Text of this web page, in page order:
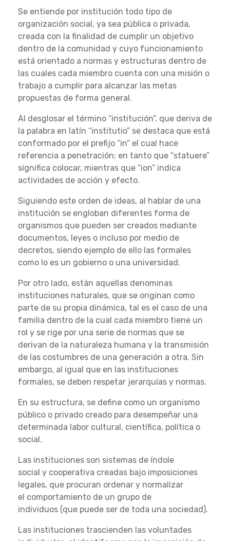
Se entiende por institución todo tipo de
organización social, ya sea pública o privada,
creada con la finalidad de cumplir un objetivo
dentro de la comunidad y cuyo funcionamiento
está orientado a normas y estructuras dentro de
las cuales cada miembro cuenta con una misión o
trabajo a cumplir para alcanzar las metas
propuestas de forma general.
Al desglosar el término “institución”, que deriva de
la palabra en latín “institutio” se destaca que está
conformado por el prefijo “in” el cual hace
referencia a penetración; en tanto que “statuere”
significa colocar, mientras que “ion” indica
actividades de acción y efecto.
Siguiendo este orden de ideas, al hablar de una
institución se engloban diferentes forma de
organismos que pueden ser creados mediante
documentos, leyes o incluso por medio de
decretos, siendo ejemplo de ello las formales
como lo es un gobierno o una universidad.
Por otro lado, están aquellas denominas
instituciones naturales, que se originan como
parte de su propia dinámica, tal es el caso de una
familia dentro de la cual cada miembro tiene un
rol y se rige por una serie de normas que se
derivan de la naturaleza humana y la transmisión
de las costumbres de una generación a otra. Sin
embargo, al igual que en las instituciones
formales, se deben respetar jerarquías y normas.
En su estructura, se define como un organismo
público o privado creado para desempeñar una
determinada labor cultural, científica, política o
social.
Las instituciones son sistemas de índole
social y cooperativa creadas bajo imposiciones
legales, que procuran ordenar y normalizar
el comportamiento de un grupo de
individuos (que puede ser de toda una sociedad).
Las instituciones trascienden las voluntades